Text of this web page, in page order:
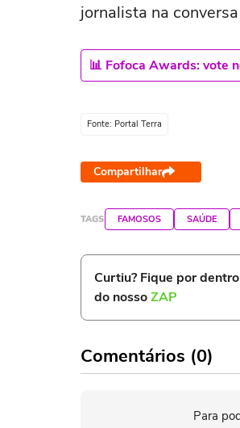
jornalista na
📊 Fofoca Awards: vote
Fonte: Portal Terra
Compartilhar
TAGS FAMOSOS SAÚDE
Curtiu? Fique por
do nossoZAP
Comentários (0)
Para